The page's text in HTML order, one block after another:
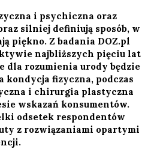
i psychiczna oraz
silniej definiują sposób, w
piękno. Z badania DOZ.pl
najbliższych pięciu lat
dla rozumienia urody będzie
kondycja fizyczna, podczas
i chirurgia plastyczna
wskazań konsumentów.
odsetek respondentów
z rozwiązaniami opartymi